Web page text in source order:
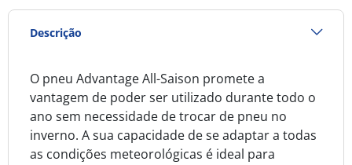
Descrição
O pneu Advantage All-Saison promete a
vantagem de poder ser utilizado durante todo o
ano sem necessidade de trocar de pneu no
inverno. A sua capacidade de se adaptar a todas
as condições meteorológicas é ideal para